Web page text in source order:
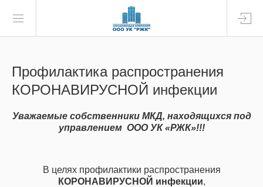
Профилактика распространения
КОРОНАВИРУСНОЙ инфекции
Уважаемые собственники МКД, находящихся под
управлением ООО УК «РЖК»!!!
В целях профилактики распространения
КОРОНАВИРУСНОЙ инфекции,